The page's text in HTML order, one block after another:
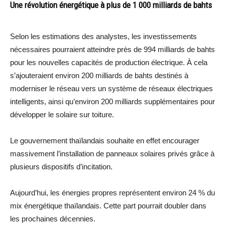
Une révolution énergétique à plus de 1 000 milliards de bahts
Selon les estimations des analystes, les investissements
nécessaires pourraient atteindre près de 994 milliards de bahts
pour les nouvelles capacités de production électrique. À cela
s’ajouteraient environ 200 milliards de bahts destinés à
moderniser le réseau vers un système de réseaux électriques
intelligents, ainsi qu’environ 200 milliards supplémentaires pour
développer le solaire sur toiture.
Le gouvernement thaïlandais souhaite en effet encourager
massivement l’installation de panneaux solaires privés grâce à
plusieurs dispositifs d’incitation.
Aujourd’hui, les énergies propres représentent environ 24 % du
mix énergétique thaïlandais. Cette part pourrait doubler dans
les prochaines décennies.